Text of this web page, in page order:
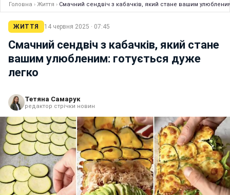
Головна › Життя › Смачний сендвіч з кабачків, який стане вашим
ЖИТТЯ 14 червня 2025 · 07:45
Смачний сендвіч з кабачків, який стане
вашим улюбленим: готується дуже
легко
Тетяна Самарук
редактор стрічки новин